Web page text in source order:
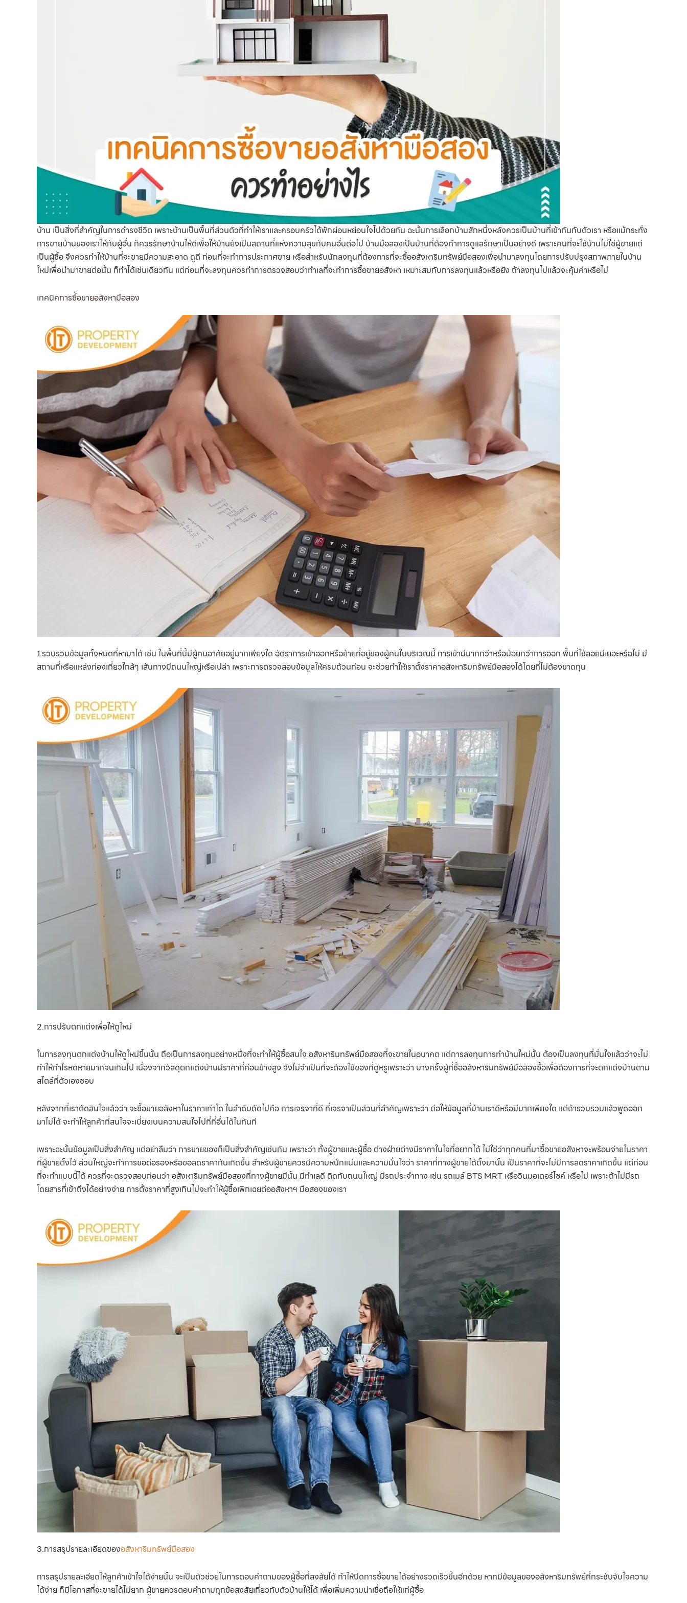
บ้าน เป็นสิ่งที่สำคัญในการดำรงชีวิต เพราะบ้านเป็นพื้นที่ส่วนตัวที่ทำให้เราและครอบครัวได้พักผ่อนหย่อนใจไปด้วยกัน ฉะนั้นการเลือกบ้านสักหนึ่งหลังควรเป็นบ้านที่เข้ากันกับตัวเรา หรือแม้กระทั่ง
การขายบ้านของเราให้กับผู้อื่น ก็ควรรักษาบ้านให้ดีเพื่อให้บ้านยังเป็นสถานที่แห่งความสุขกับคนอื่นต่อไป บ้านมือสองเป็นบ้านที่ต้องทำการดูแลรักษาเป็นอย่างดี เพราะคนที่จะใช้บ้านไม่ใช่ผู้ขายแต่
เป็นผู้ซื้อ จึงควรทำให้บ้านที่จะขายมีความสะอาด ดูดี ก่อนที่จะทำการประกาศขาย หรือสำหรับนักลงทุนที่ต้องการที่จะซื้ออสังหาริมทรัพย์มือสองเพื่อนำมาลงทุนโดยการปรับปรุงสภาพภายในบ้าน
ใหม่เพื่อนำมาขายต่อนั้น ก็ทำได้เช่นเดียวกัน แต่ก่อนที่จะลงทุนควรทำการตรวจสอบว่าทำเลที่จะทำการซื้อขายอสังหา เหมาะสมกับการลงทุนแล้วหรือยัง ถ้าลงทุนไปแล้วจะคุ้มค่าหรือไม่
เทคนิคการซื้อขายอสังหามือสอง
1.รวบรวมข้อมูลทั้งหมดที่หามาได้ เช่น ในพื้นที่นี้มีผู้คนอาศัยอยู่มากเพียงใด อัตราการเข้าออกหรือย้ายที่อยู่ของผู้คนในบริเวณนี้ การเข้ามีมากกว่าหรือน้อยกว่าการออก พื้นที่ใช้สอยมีเยอะหรือไม่ มี
สถานที่หรือแหล่งท่องเที่ยวใกล้ๆ เส้นทางมีถนนใหญ่หรือเปล่า เพราะการตรวจสอบข้อมูลให้ครบถ้วนก่อน จะช่วยทำให้เราตั้งราคาอสังหาริมทรัพย์มือสองได้โดยที่ไม่ต้องขาดทุน
2.การปรับตกแต่งเพื่อให้ดูใหม่
ในการลงทุนตกแต่งบ้านให้ดูใหม่ขึ้นนั้น ถือเป็นการลงทุนอย่างหนึ่งที่จะทำให้ผู้ซื้อสนใจ อสังหาริมทรัพย์มือสองที่จะขายในอนาคต แต่การลงทุนการทำบ้านใหม่นั้น ต้องเป็นลงทุนที่มั่นใจแล้วว่าจะไม่
ทำให้กำไรหดหายมากจนเกินไป เนื่องจากวัสดุตกแต่งบ้านมีราคาที่ค่อนข้างสูง จึงไม่จำเป็นที่จะต้องใช้ของที่ดูหรูเพราะว่า บางครั้งผู้ที่ซื้ออสังหาริมทรัพย์มือสองซื้อเพื่อต้องการที่จะตกแต่งบ้านตาม
สไตล์ที่ตัวเองชอบ
หลังจากที่เราตัดสินใจแล้วว่า จะซื้อขายอสังหาในราคาเท่าใด ในลำดับถัดไปคือ การเจรจาที่ดี ที่เจรจาเป็นส่วนที่สำคัญเพราะว่า ต่อให้ข้อมูลที่บ้านเราดีหรือมีมากเพียงใด แต่ถ้ารวบรวมแล้วพูดออก
มาไม่ได้ จะทำให้ลูกค้าที่สนใจจะเบี่ยงเบนความสนใจไปที่ที่อื่นได้ในทันที
เพราะฉะนั้นข้อมูลเป็นสิ่งสำคัญ แต่อย่าลืมว่า การขายของก็เป็นสิ่งสำคัญเช่นกัน เพราะว่า ทั้งผู้ขายและผู้ซื้อ ต่างฝ่ายต่างมีราคาในใจที่อยากได้ ไม่ใช่ว่าทุกคนที่มาซื้อขายอสังหาจะพร้อมจ่ายในราคา
ที่ผู้ขายตั้งไว้ ส่วนใหญ่จะทำการขอต่อรองหรือขอลดราคากันเกิดขึ้น สำหรับผู้ขายควรมีความหนักแน่นและความมั่นใจว่า ราคาที่ทางผู้ขายได้ตั้งมานั้น เป็นราคาที่จะไม่มีการลดราคาเกิดขึ้น แต่ก่อน
ที่จะทำแบบนี้ได้ ควรที่จะตรวจสอบก่อนว่า อสังหาริมทรัพย์มือสองที่ทางผู้ขายมีนั้น มีทำเลดี ติดกับถนนใหญ่ มีรถประจำทาง เช่น รถเมล์ BTS MRT หรือวินมอเตอร์ไซค์ หรือไม่ เพราะถ้าไม่มีรถ
โดยสารที่เข้าถึงได้อย่างง่าย การตั้งราคาที่สูงเกินไปจะทำให้ผู้ซื้อเพิกเฉยต่ออสังหาฯ มือสองของเรา
3.การสรุปรายละเอียดของอสังหาริมทรัพย์มือสอง
การสรุปรายละเอียดให้ลูกค้าเข้าใจได้ง่ายนั้น จะเป็นตัวช่วยในการตอบคำถามของผู้ซื้อที่สงสัยได้ ทำให้ปิดการซื้อขายได้อย่างรวดเร็วขึ้นอีกด้วย หากมีข้อมูลของอสังหาริมทรัพย์ที่กระชับจับใจความ
ได้ง่าย ก็มีโอกาสที่จะขายได้ไม่ยาก ผู้ขายควรตอบคำถามทุกข้อสงสัยเกี่ยวกับตัวบ้านให้ได้ เพื่อเพิ่มความน่าเชื่อถือให้แก่ผู้ซื้อ